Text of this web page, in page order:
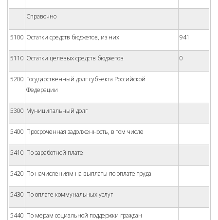
Справочно
5100 Остатки средств бюджетов, из них 941
5110 Остатки целевых средств бюджетов 0
5200 Государственный долг субъекта Российской
Федерации
5300 Муниципальный долг
5400 Просроченная задолженность, в том числе
5410 По заработной плате
5420 По начислениям на выплаты по оплате труда
5430 По оплате коммунальных услуг
5440 По мерам социальной поддержки граждан